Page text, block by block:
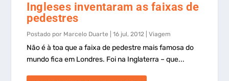
Ingleses inventaram as faixas de
pedestres
Postado por Marcelo Duarte |16 jul, 2012 |Viagem
Não é à toa que a faixa de pedestre mais famosa do
mundo fica em Londres. Foi na Inglaterra – que...